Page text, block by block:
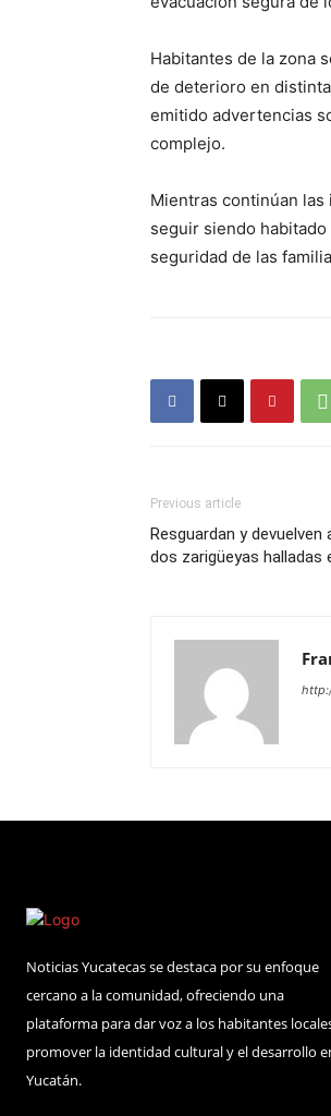
Habitantes de la zona
de deterioro en
emitido advertencias
complejo.
Mientras continúan
seguir siendo
seguridad de las
Previous article
Resguardan y
dos zarigüeyas halladas
Noticias Yucatecas se destaca por su enfoque
cercano a la comunidad, ofreciendo una
plataforma para dar voz a los habitantes
promover la identidad cultural y el desarrollo
Yucatán.